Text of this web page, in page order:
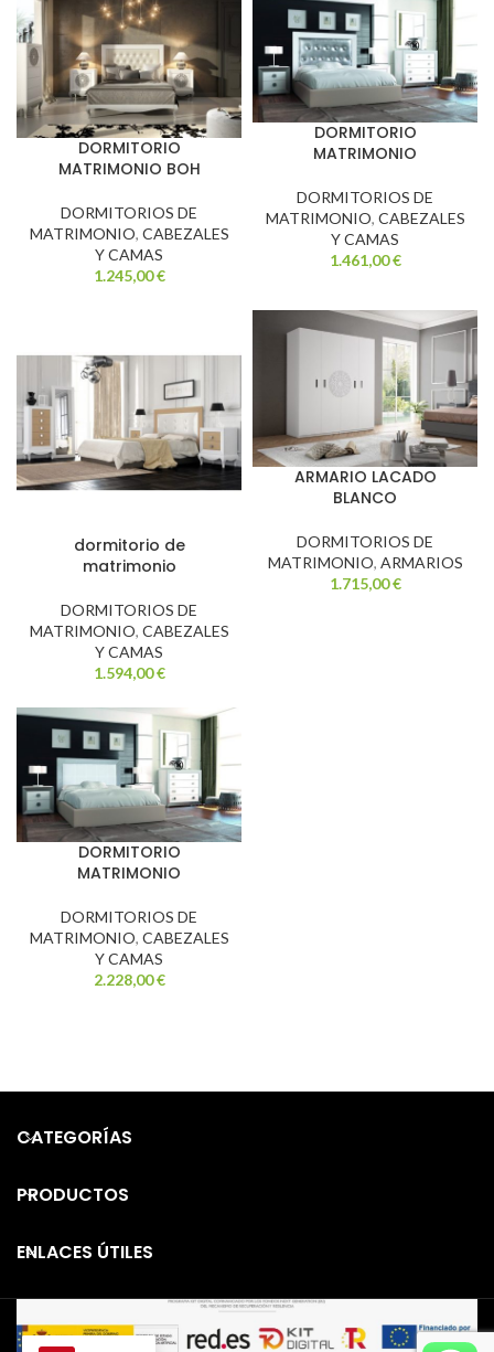
DORMITORIO
MATRIMONIO BOH
DORMITORIOS DE
MATRIMONIO, CABEZALES
Y CAMAS
1.245,00€
DORMITORIO
MATRIMONIO
DORMITORIOS DE
MATRIMONIO, CABEZALES
Y CAMAS
1.461,00€
dormitorio de
matrimonio
DORMITORIOS DE
MATRIMONIO, CABEZALES
Y CAMAS
1.594,00€
ARMARIO LACADO
BLANCO
DORMITORIOS DE
MATRIMONIO, ARMARIOS
1.715,00€
DORMITORIO
MATRIMONIO
DORMITORIOS DE
MATRIMONIO, CABEZALES
Y CAMAS
2.228,00€
CATEGORÍAS
PRODUCTOS
ENLACES ÚTILES